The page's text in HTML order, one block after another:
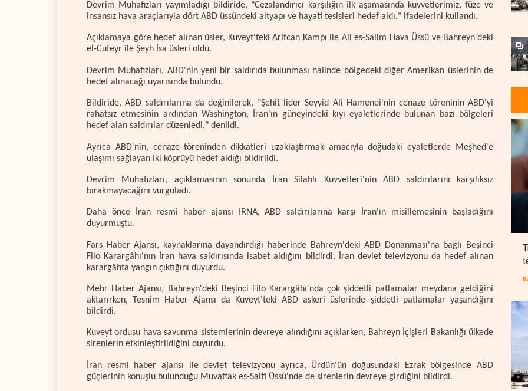
Devrim Muhafızları yayımladığı bildiride, "Cezalandırıcı karşılığın ilk aşamasında kuvvetlerimiz, füze ve
insansız hava araçlarıyla dört ABD üssündeki altyapı ve hayati tesisleri hedef aldı." ifadelerini kullandı.
Açıklamaya göre hedef alınan üsler, Kuveyt'teki Arifcan Kampı ile Ali es-Salim Hava Üssü ve Bahreyn'deki
el-Cufeyr ile Şeyh İsa üsleri oldu.
Devrim Muhafızları, ABD'nin yeni bir saldırıda bulunması halinde bölgedeki diğer Amerikan üslerinin de
hedef alınacağı uyarısında bulundu.
Bildiride, ABD saldırılarına da değinilerek, "Şehit lider Seyyid Ali Hamenei'nin cenaze töreninin ABD'yi
rahatsız etmesinin ardından Washington, İran'ın güneyindeki kıyı eyaletlerinde bulunan bazı bölgeleri
hedef alan saldırılar düzenledi." denildi.
Ayrıca ABD'nin, cenaze töreninden dikkatleri uzaklaştırmak amacıyla doğudaki eyaletlerde Meşhed'e
ulaşımı sağlayan iki köprüyü hedef aldığı bildirildi.
Devrim Muhafızları, açıklamasının sonunda İran Silahlı Kuvvetleri'nin ABD saldırılarını karşılıksız
bırakmayacağını vurguladı.
Daha önce İran resmi haber ajansı IRNA, ABD saldırılarına karşı İran'ın misillemesinin başladığını
duyurmuştu.
Fars Haber Ajansı, kaynaklarına dayandırdığı haberinde Bahreyn'deki ABD Donanması'na bağlı Beşinci
Filo Karargâhı'nın İran hava saldırısında isabet aldığını bildirdi. İran devlet televizyonu da hedef alınan
karargâhta yangın çıktığını duyurdu.
Mehr Haber Ajansı, Bahreyn'deki Beşinci Filo Karargâhı'nda çok şiddetli patlamalar meydana geldiğini
aktarırken, Tesnim Haber Ajansı da Kuveyt'teki ABD askeri üslerinde şiddetli patlamalar yaşandığını
bildirdi.
Kuveyt ordusu hava savunma sistemlerinin devreye alındığını açıklarken, Bahreyn İçişleri Bakanlığı ülkede
sirenlerin etkinleştirildiğini duyurdu.
İran resmi haber ajansı ile devlet televizyonu ayrıca, Ürdün'ün doğusundaki Ezrak bölgesinde ABD
güçlerinin konuşlu bulunduğu Muvaffak es-Salti Üssü'nde de sirenlerin devreye girdiğini bildirdi.